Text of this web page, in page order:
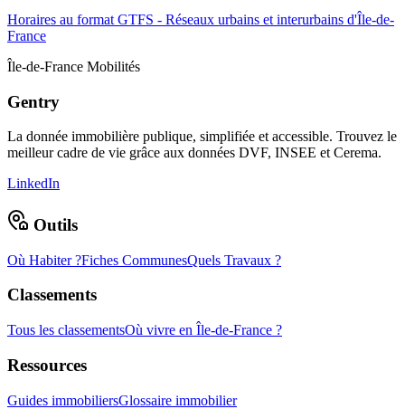
Horaires au format GTFS - Réseaux urbains et interurbains d'Île-de-
France
Île-de-France Mobilités
Gentry
La donnée immobilière publique, simplifiée et accessible. Trouvez le
meilleur cadre de vie grâce aux données DVF, INSEE et Cerema.
LinkedIn
Outils
Où Habiter ?Fiches CommunesQuels Travaux ?
Classements
Tous les classementsOù vivre en Île-de-France ?
Ressources
Guides immobiliersGlossaire immobilier